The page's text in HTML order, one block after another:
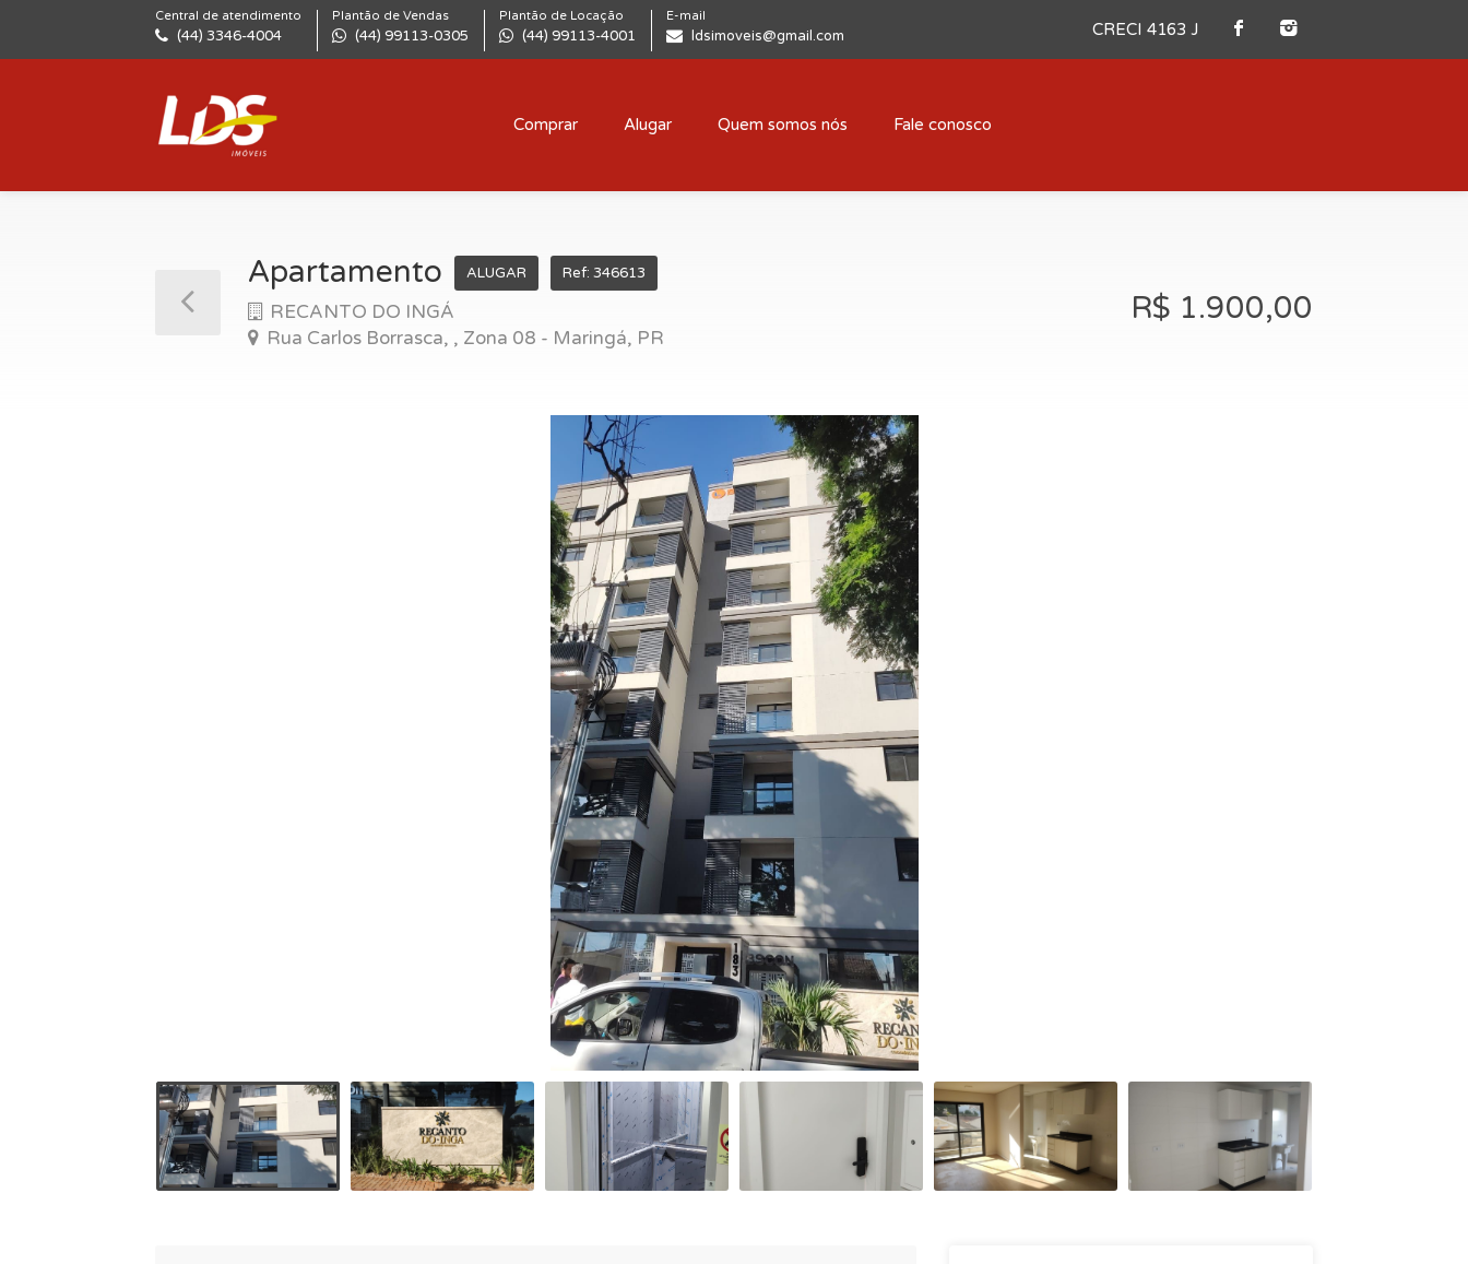
Central de atendimento
(44) 3346-4004
Plantão de Vendas
(44) 99113-0305
Plantão de Locação
(44) 99113-4001
E-mail
ldsimoveis@gmail.com CRECI 4163 J
Comprar Alugar Quem somos nós Fale conosco
Apartamento ALUGAR Ref: 346613
RECANTO DO INGÁ
Rua Carlos Borrasca, , Zona 08 - Maringá, PR
R$ 1.900,00